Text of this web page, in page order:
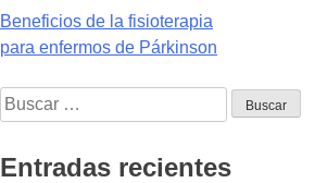
Navegación
de
entradas
Beneficios de la fisioterapia
para enfermos de Párkinson
Buscar:
Entradas recientes